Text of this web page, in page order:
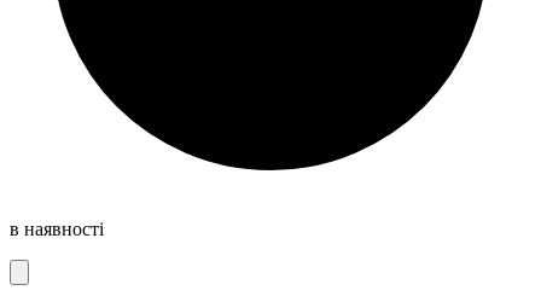
в наявності